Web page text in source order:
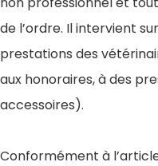
de l’ordre. Il intervient
prestations des
aux honoraires, à des
accessoires).
Conformément à